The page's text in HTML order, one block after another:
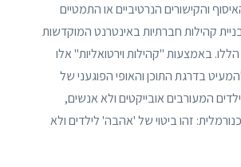
והקישורים הנרטיביים או התמטיים
קהילות חברתיות באינטרנט המוקדשות
באמצעות "קהילות וירטואליות" אלו
בדרגת התוכן והאופי הפוגעני של
המעורבים אובייקטים ולא אנשים,
זהו ביטוי של 'אהבה' לילדים ולא